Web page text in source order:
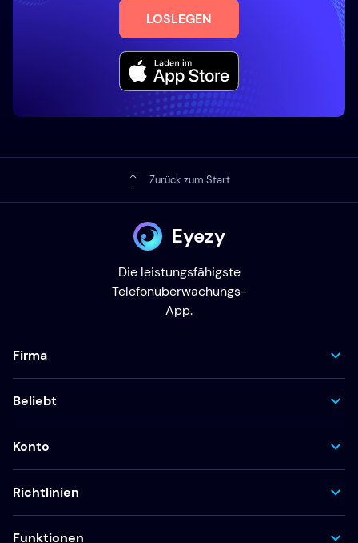
LOSLEGEN
Zurück zum Start
Eyezy
Die leistungsfähigste
Telefonüberwachungs-
App.
Firma
Beliebt
Konto
Richtlinien
Funktionen